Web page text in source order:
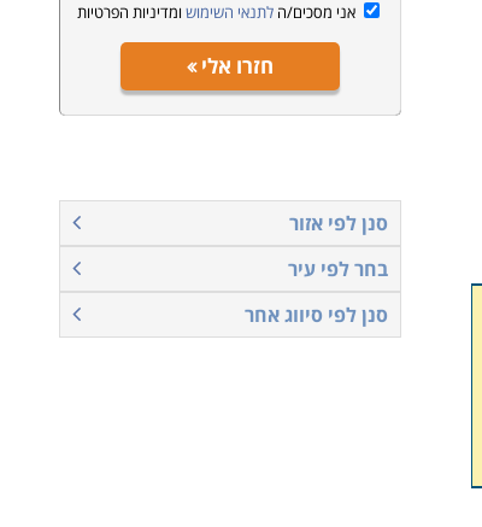
אני מסכים/הלתנאי השימוש ומדיניות הפרטיות
חזרו אלי
סנן לפי אזור
בחר לפי עיר
סנן לפי סיווג אחר